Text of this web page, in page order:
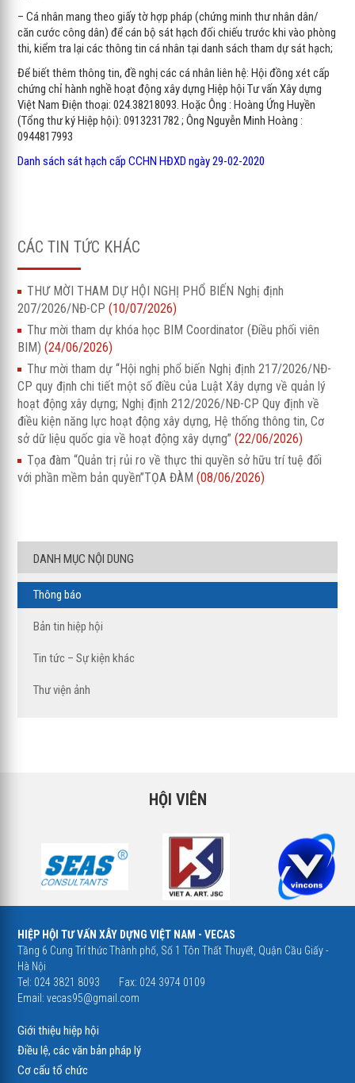
– Cá nhân mang theo giấy tờ hợp pháp (chứng minh thư nhân dân/
căn cước công dân) để cán bộ sát hạch đối chiếu trước khi vào phòng
thi, kiểm tra lại các thông tin cá nhân tại danh sách tham dự sát hạch;
Để biết thêm thông tin, đề nghị các cá nhân liên hệ: Hội đồng xét cấp
chứng chỉ hành nghề hoạt động xây dựng Hiệp hội Tư vấn Xây dựng
Việt Nam Điện thoại: 024.38218093. Hoặc Ông : Hoàng Ứng Huyền
(Tổng thư ký Hiệp hội): 0913231782 ; Ông Nguyễn Minh Hoàng :
0944817993
Danh sách sát hạch cấp CCHN HĐXD ngày 29-02-2020
CÁC TIN TỨC KHÁC
THƯ MỜI THAM DỰ HỘI NGHỊ PHỔ BIẾN Nghị định
207/2026/NĐ-CP(10/07/2026)
Thư mời tham dự khóa học BIM Coordinator (Điều phối viên
BIM)(24/06/2026)
Thư mời tham dự “Hội nghị phổ biến Nghị định 217/2026/NĐ-
CP quy định chi tiết một số điều của Luật Xây dựng về quản lý
hoạt động xây dựng; Nghị định 212/2026/NĐ-CP Quy định về
điều kiện năng lực hoạt động xây dựng, Hệ thống thông tin, Cơ
sở dữ liệu quốc gia về hoạt động xây dựng”(22/06/2026)
Tọa đàm “Quản trị rủi ro về thực thi quyền sở hữu trí tuệ đối
với phần mềm bản quyền”TỌA ĐÀM(08/06/2026)
DANH MỤC NỘI DUNG
Thông báo
Bản tin hiệp hội
Tin tức – Sự kiện khác
Thư viện ảnh
HỘI VIÊN
HIỆP HỘI TƯ VẤN XÂY DỰNG VIỆT NAM - VECAS
Tầng 6 Cung Trí thức Thành phố, Số 1 Tôn Thất Thuyết, Quận Cầu Giấy -
Hà Nội
Tel: 024 3821 8093
Fax: 024 3974 0109
Email:vecas95@gmail.com
Giới thiệu hiệp hội
Điều lệ, các văn bản pháp lý
Cơ cấu tổ chức